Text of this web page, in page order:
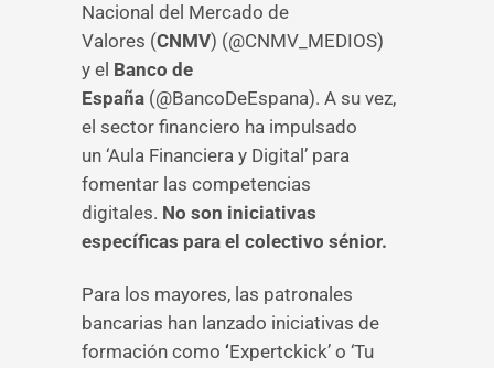
Nacional del Mercado de
Valores (CNMV) (@CNMV_MEDIOS)
y el Banco de
España (@BancoDeEspana). A su vez,
el sector financiero ha impulsado
un ‘Aula Financiera y Digital’ para
fomentar las competencias
digitales. No son iniciativas
específicas para el colectivo sénior.
Para los mayores, las patronales
bancarias han lanzado iniciativas de
formación como ‘Expertckick’ o ‘Tu